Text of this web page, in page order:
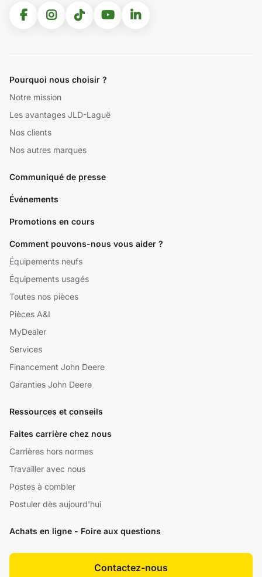
Pourquoi nous choisir ?
Notre mission
Les avantages JLD-Laguë
Nos clients
Nos autres marques
Communiqué de presse
Événements
Promotions en cours
Comment pouvons-nous vous aider ?
Équipements neufs
Équipements usagés
Toutes nos pièces
Pièces A&I
MyDealer
Services
Financement John Deere
Garanties John Deere
Ressources et conseils
Faites carrière chez nous
Carrières hors normes
Travailler avec nous
Postes à combler
Postuler dès aujourd'hui
Achats en ligne - Foire aux questions
Contactez-nous